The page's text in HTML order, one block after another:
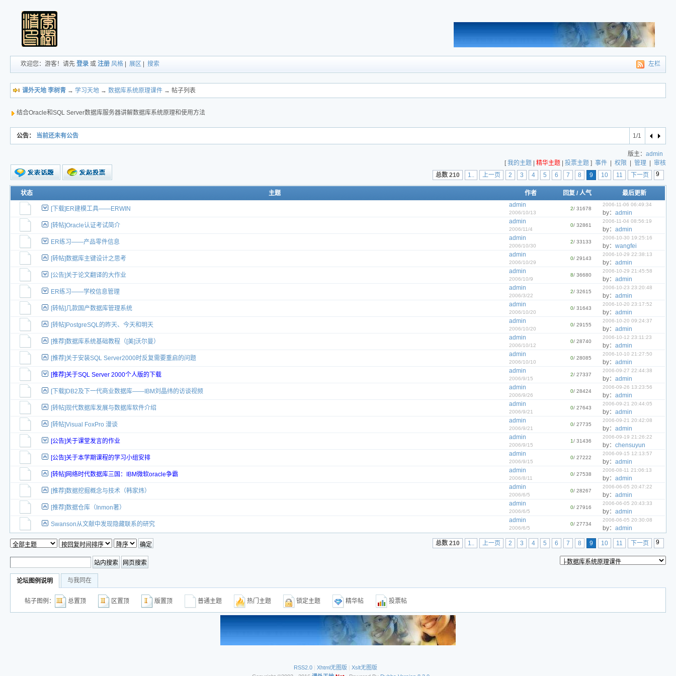
左栏
欢迎您：游客！请先登录 或注册 风格 |展区 |搜索
课外天地 李树青 →学习天地 →数据库系统原理课件 → 帖子列表
结合Oracle和SQL Server数据库服务器讲解数据库系统原理和使用方法
公告： 当前还未有公告 1/1
新的主题
投票帖
交易帖
新小字报
版主： admin
[我的主题 精华主题| 投票主题 ] 事件| 权限 管理|
审核
总数 210
1.. 上一页 2 3 4 5 6 7 8 9 10 11 下一页
状态 主题 作者 回复 /人气 最后更新
[下载]ER建模工具——ERWIN
admin
2006/10/13
2/ 31678
2006-11-06 06:49:34
by：admin
[转帖]Oracle认证考试简介
admin
2006/11/4
0/ 32861
2006-11-04 08:56:19
by：admin
ER练习——产品零件信息
admin
2006/10/30
2/ 33133
2006-10-30 19:25:16
by：wangfei
[转帖]数据库主键设计之思考
admin
2006/10/29
0/ 29143
2006-10-29 22:38:13
by：admin
[公告]关于论文翻译的大作业
admin
2006/10/9
8/ 36680
2006-10-29 21:45:58
by：admin
ER练习——学校信息管理
admin
2006/3/22
2/ 32615
2006-10-23 23:20:48
by：admin
[转帖]几款国产数据库管理系统
admin
2006/10/20
0/ 31643
2006-10-20 23:17:52
by：admin
[转帖]PostgreSQL的昨天、今天和明天
admin
2006/10/20
0/ 29155
2006-10-20 09:24:37
by：admin
[推荐]数据库系统基础教程（[美]沃尔曼）
admin
2006/10/12
0/ 28740
2006-10-12 23:11:23
by：admin
[推荐]关于安装SQL Server2000时反复需要重启的问题
admin
2006/10/10
0/ 28085
2006-10-10 21:27:50
by：admin
[推荐]关于SQL Server 2000个人版的下载
admin
2006/9/15
2/ 27337
2006-09-27 22:44:38
by：admin
[下载]DB2及下一代商业数据库——IBM刘晶纬的访谈视频
admin
2006/9/26
0/ 28424
2006-09-26 13:23:56
by：admin
[转帖]现代数据库发展与数据库软件介绍
admin
2006/9/21
0/ 27643
2006-09-21 20:44:05
by：admin
[转帖]Visual FoxPro 漫谈
admin
2006/9/21
0/ 27735
2006-09-21 20:42:08
by：admin
[公告]关于课堂发言的作业
admin
2006/9/15
1/ 31436
2006-09-19 21:26:22
by：chensuyun
[公告]关于本学期课程的学习小组安排
admin
2006/9/15
0/ 27222
2006-09-15 12:13:57
by：admin
[转帖]网络时代数据库三国：IBM微软oracle争霸
admin
2006/8/11
0/ 27538
2006-08-11 21:06:13
by：admin
[推荐]数据挖掘概念与技术（韩家炜）
admin
2006/6/5
0/ 28267
2006-06-05 20:47:22
by：admin
[推荐]数据仓库（Inmon著）
admin
2006/6/5
0/ 27916
2006-06-05 20:43:33
by：admin
Swanson从文献中发现隐藏联系的研究
admin
2006/6/5
0/ 27734
2006-06-05 20:30:08
by：admin
总数 210 1.. 上一页 2 3 4 5 6 7 8 9 10 11 下一页
论坛图例说明 与我同在
帖子图例： 总置顶 区置顶 版置顶 普通主题 热门主题 锁定主题 精华帖 投票帖
RSS2.0 | Xhtml无图版 | Xslt无图版